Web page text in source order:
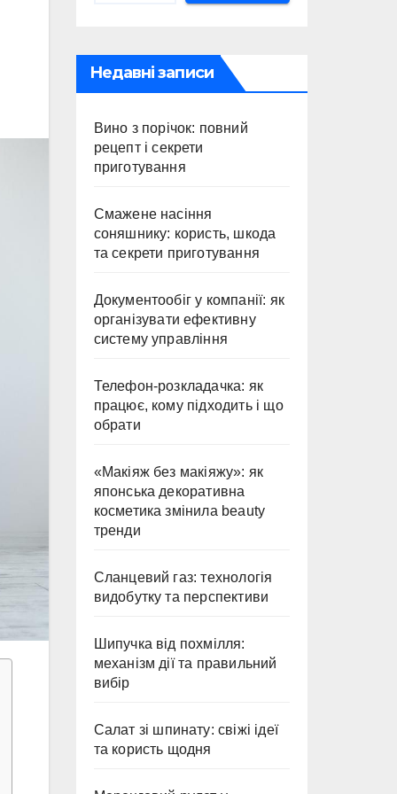
Недавні записи
Вино з порічок: повний
рецепт і секрети
приготування
Смажене насіння
соняшнику: користь, шкода
та секрети приготування
Документообіг у компанії: як
організувати ефективну
систему управління
Телефон-розкладачка: як
працює, кому підходить і що
обрати
«Макіяж без макіяжу»: як
японська декоративна
косметика змінила beauty
тренди
Сланцевий газ: технологія
видобутку та перспективи
Шипучка від похмілля:
механізм дії та правильний
вибір
Салат зі шпинату: свіжі ідеї
та користь щодня